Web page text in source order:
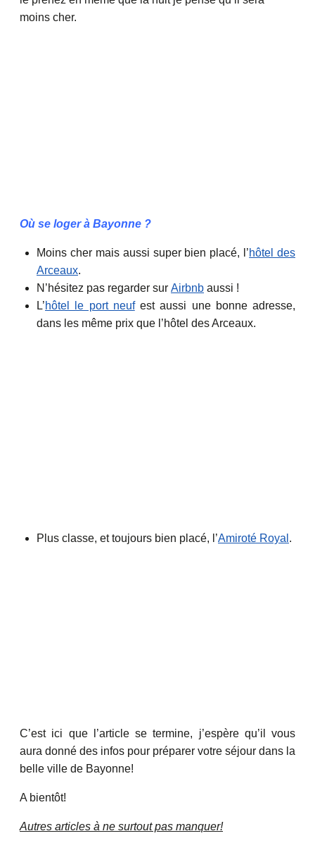
moins cher.
Où se loger à Bayonne ?
Moins cher mais aussi super bien placé, l’hôtel des
Arceaux.
N’hésitez pas regarder sur Airbnb aussi !
L’hôtel le port neufest aussi une bonne adresse,
dans les même prix que l’hôtel des Arceaux.
Plus classe, et toujours bien placé, l’Amiroté Royal .
C’est ici que l’article se termine, j’espère qu’il vous
aura donné des infos pour préparer votre séjour dans la
belle ville de Bayonne!
A bientôt!
Autres articles à ne surtout pas manquer!